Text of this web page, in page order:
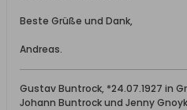
Beste Grüße und Dank,
Andreas.
Gustav Buntrock, *24.07.1927 in
Johann Buntrock und Jenny